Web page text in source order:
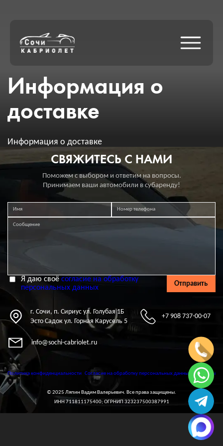
Информация о
доставке
Информация о доставке
СВЯЖИТЕСЬ С НАМИ
Поможем с выбором и ответим на вопросы.
Принимаем ваши автомобили в субаренду!
Я даю своё согласие на обработку
персональных данных
Отправить
г. Сочи, п. Сириус ул. Голубая 1Б
Эсто Садок ул. Горная Карусель 5
+7 908 737-00-07
info@sochi-cabriolet.ru
Политика конфиденциальности Согласие на обработку персональных данных Контакты
© 2025 Ляпин Вадим Валерьевич. Все права защищены.
ИНН 711811175400; ОГРНИП 323237500387991